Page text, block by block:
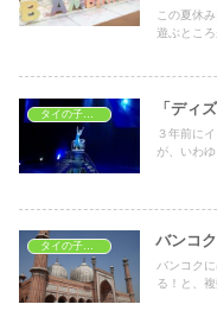
この夏休
遊ぶとこ
タイの子どもの遊び場 「ディ
３年前に
が、いわ
タイの子どもの遊び場 バンコ
バンコク
る！と、